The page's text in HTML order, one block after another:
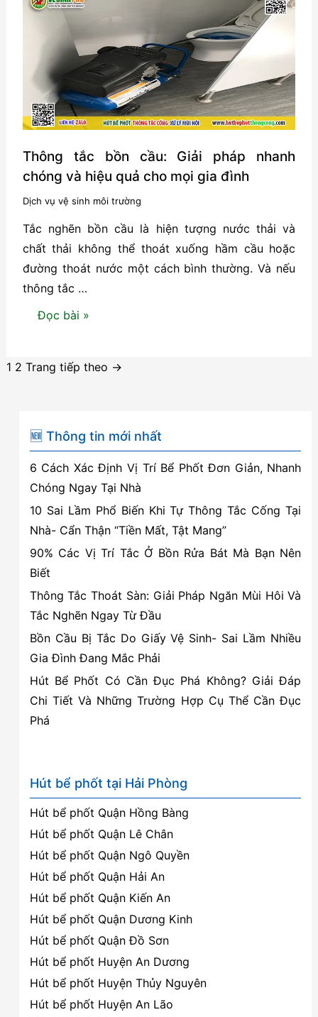
vệ
hiệu
quả
tại
Hải
Phòng
Thông tắc bồn cầu: Giải pháp nhanh
chóng và hiệu quả cho mọi gia đình
Dịch vụ vệ sinh môi trường
Tắc nghẽn bồn cầu là hiện tượng nước thải và
chất thải không thể thoát xuống hầm cầu hoặc
đường thoát nước một cách bình thường. Và nếu
thông tắc …
Thông
cầu:
nhanh
chóng
và
hiệu
quả
cho
mọi
gia
đình
Đọc bài »
Phân
1 2 Trang tiếp theo →
🆕 Thông tin mới nhất
6 Cách Xác Định Vị Trí Bể Phốt Đơn Giản, Nhanh
Chóng Ngay Tại Nhà
10 Sai Lầm Phổ Biến Khi Tự Thông Tắc Cống Tại
Nhà- Cẩn Thận “Tiền Mất, Tật Mang”
90% Các Vị Trí Tắc Ở Bồn Rửa Bát Mà Bạn Nên
Biết
Thông Tắc Thoát Sàn: Giải Pháp Ngăn Mùi Hôi Và
Tắc Nghẽn Ngay Từ Đầu
Bồn Cầu Bị Tắc Do Giấy Vệ Sinh- Sai Lầm Nhiều
Gia Đình Đang Mắc Phải
Hút Bể Phốt Có Cần Đục Phá Không? Giải Đáp
Chi Tiết Và Những Trường Hợp Cụ Thể Cần Đục
Phá
Hút bể phốt tại Hải Phòng
Hút bể phốt Quận Hồng Bàng
Hút bể phốt Quận Lê Chân
Hút bể phốt Quận Ngô Quyền
Hút bể phốt Quận Hải An
Hút bể phốt Quận Kiến An
Hút bể phốt Quận Dương Kinh
Hút bể phốt Quận Đồ Sơn
Hút bể phốt Huyện An Dương
Hút bể phốt Huyện Thủy Nguyên
Hút bể phốt Huyện An Lão